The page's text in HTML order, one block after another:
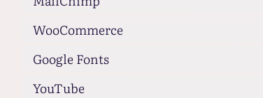
WooCommerce
Google Fonts
YouTube